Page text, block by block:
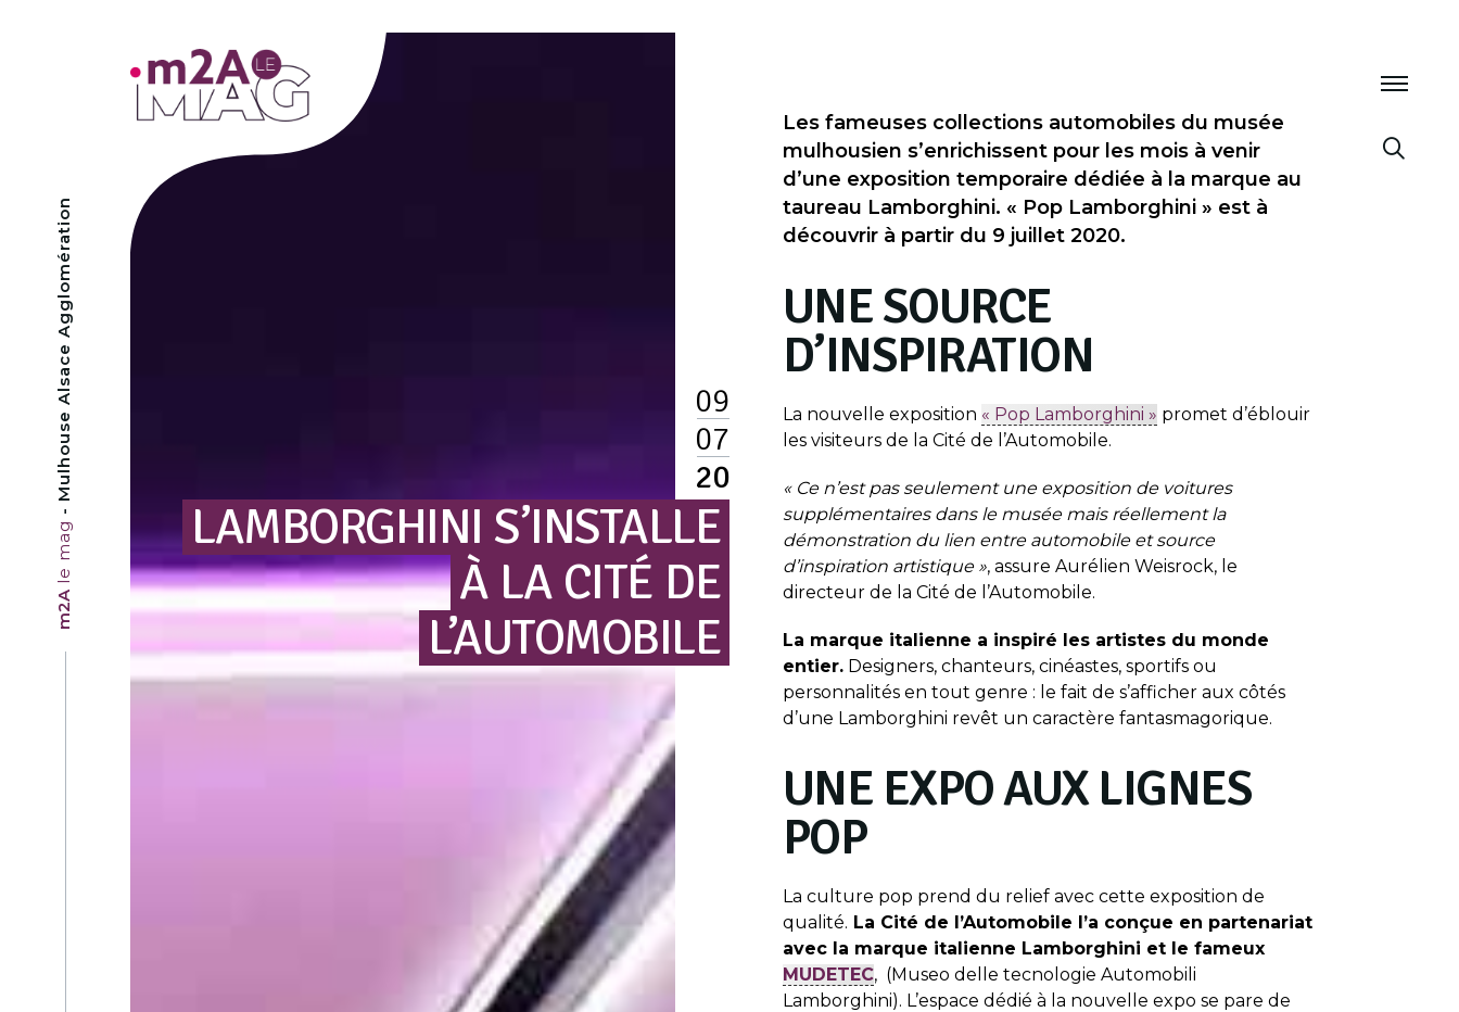
m2A
le mag
- Mulhouse Alsace Agglomération
09
07
20
LAMBORGHINI S’INSTALLE
À LA CITÉ DE
L’AUTOMOBILE
Les fameuses collections automobiles du musée
mulhousien s’enrichissent pour les mois à venir
d’une exposition temporaire dédiée à la marque au
taureau Lamborghini. « Pop Lamborghini » est à
découvrir à partir du 9 juillet 2020.
UNE SOURCE
D’INSPIRATION
La nouvelle exposition « Pop Lamborghini » promet d’éblouir
les visiteurs de la Cité de l’Automobile.
« Ce n’est pas seulement une exposition de voitures
supplémentaires dans le musée mais réellement la
démonstration du lien entre automobile et source
d’inspiration artistique », assure Aurélien Weisrock, le
directeur de la Cité de l’Automobile.
La marque italienne a inspiré les artistes du monde
entier.Designers, chanteurs, cinéastes, sportifs ou
personnalités en tout genre : le fait de s’afficher aux côtés
d’une Lamborghini revêt un caractère fantasmagorique.
UNE EXPO AUX LIGNES
POP
La culture pop prend du relief avec cette exposition de
qualité. La Cité de l’Automobile l’a conçue en partenariat
avec la marque italienne Lamborghini et le fameux
MUDETEC, (Museo delle tecnologie Automobili
Lamborghini). L’espace dédié à la nouvelle expo se pare de